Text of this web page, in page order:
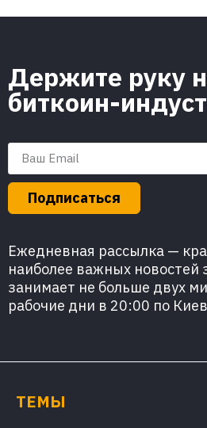
Держите руку
биткоин-
Подписаться
Ежедневная рассылка —
наиболее важных новостей
занимает не больше двух
рабочие дни в 20:00 по
ТЕМЫ